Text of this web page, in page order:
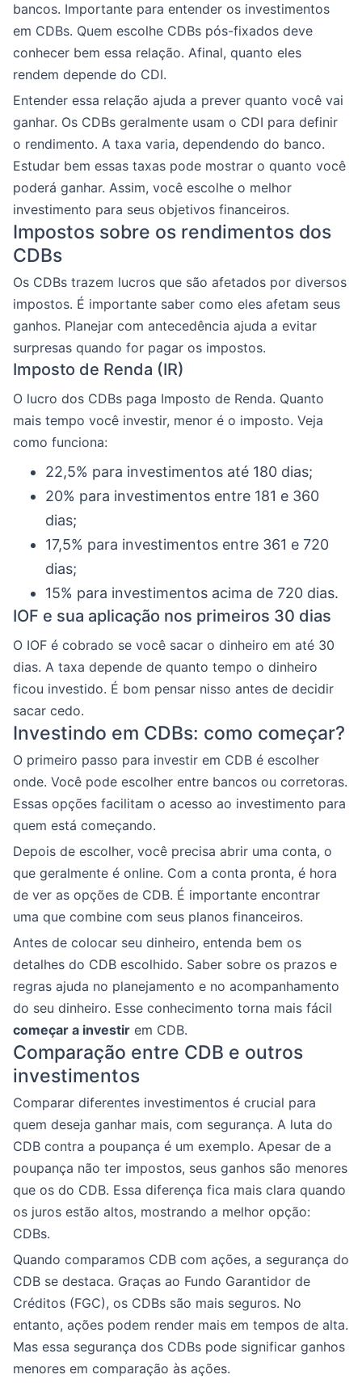
bancos. Importante para entender os investimentos
em CDBs. Quem escolhe CDBs pós-fixados deve
conhecer bem essa relação. Afinal, quanto eles
rendem depende do CDI.
Entender essa relação ajuda a prever quanto você vai
ganhar. Os CDBs geralmente usam o CDI para definir
o rendimento. A taxa varia, dependendo do banco.
Estudar bem essas taxas pode mostrar o quanto você
poderá ganhar. Assim, você escolhe o melhor
investimento para seus objetivos financeiros.
Impostos sobre os rendimentos dos
CDBs
Os CDBs trazem lucros que são afetados por diversos
impostos. É importante saber como eles afetam seus
ganhos. Planejar com antecedência ajuda a evitar
surpresas quando for pagar os impostos.
Imposto de Renda (IR)
O lucro dos CDBs paga Imposto de Renda. Quanto
mais tempo você investir, menor é o imposto. Veja
como funciona:
22,5% para investimentos até 180 dias;
20% para investimentos entre 181 e 360
dias;
17,5% para investimentos entre 361 e 720
dias;
15% para investimentos acima de 720 dias.
IOF e sua aplicação nos primeiros 30 dias
O IOF é cobrado se você sacar o dinheiro em até 30
dias. A taxa depende de quanto tempo o dinheiro
ficou investido. É bom pensar nisso antes de decidir
sacar cedo.
Investindo em CDBs: como começar?
O primeiro passo para investir em CDB é escolher
onde. Você pode escolher entre bancos ou corretoras.
Essas opções facilitam o acesso ao investimento para
quem está começando.
Depois de escolher, você precisa abrir uma conta, o
que geralmente é online. Com a conta pronta, é hora
de ver as opções de CDB. É importante encontrar
uma que combine com seus planos financeiros.
Antes de colocar seu dinheiro, entenda bem os
detalhes do CDB escolhido. Saber sobre os prazos e
regras ajuda no planejamento e no acompanhamento
do seu dinheiro. Esse conhecimento torna mais fácil
começar a investir em CDB.
Comparação entre CDB e outros
investimentos
Comparar diferentes investimentos é crucial para
quem deseja ganhar mais, com segurança. A luta do
CDB contra a poupança é um exemplo. Apesar de a
poupança não ter impostos, seus ganhos são menores
que os do CDB. Essa diferença fica mais clara quando
os juros estão altos, mostrando a melhor opção:
CDBs.
Quando comparamos CDB com ações, a segurança do
CDB se destaca. Graças ao Fundo Garantidor de
Créditos (FGC), os CDBs são mais seguros. No
entanto, ações podem render mais em tempos de alta.
Mas essa segurança dos CDBs pode significar ganhos
menores em comparação às ações.